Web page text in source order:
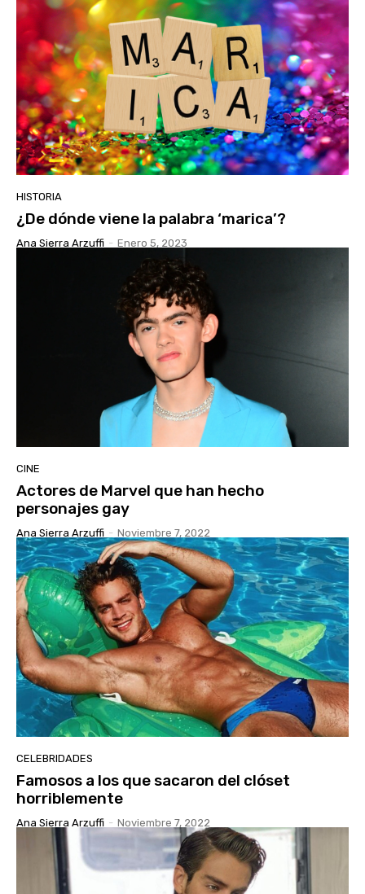
HISTORIA
¿De dónde viene la palabra ‘marica’?
Ana Sierra Arzuffi - Enero 5, 2023
CINE
Actores de Marvel que han hecho
personajes gay
Ana Sierra Arzuffi - Noviembre 7, 2022
CELEBRIDADES
Famosos a los que sacaron del clóset
horriblemente
Ana Sierra Arzuffi - Noviembre 7, 2022